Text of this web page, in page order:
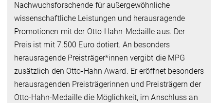
Nachwuchsforschende für außergewöhnliche
wissenschaftliche Leistungen und herausragende
Promotionen mit der Otto-Hahn-Medaille aus. Der
Preis ist mit 7.500 Euro dotiert. An besonders
herausragende Preisträger*innen vergibt die MPG
zusätzlich den Otto-Hahn Award. Er eröffnet besonders
herausragenden Preisträgerinnen und Preisträgern der
Otto-Hahn-Medaille die Möglichkeit, im Anschluss an